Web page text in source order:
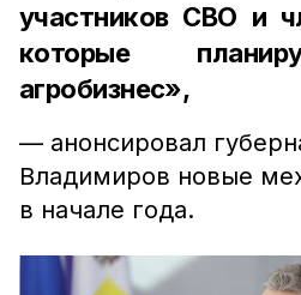
участников СВО и
которые
агробизнес»,
— анонсировал
Владимиров новые
в начале года.